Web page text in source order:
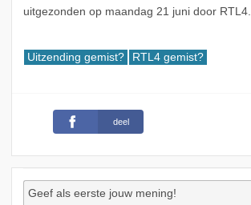
uitgezonden op maandag 21 juni door RTL4.
Uitzending gemist? RTL4 gemist?
deel